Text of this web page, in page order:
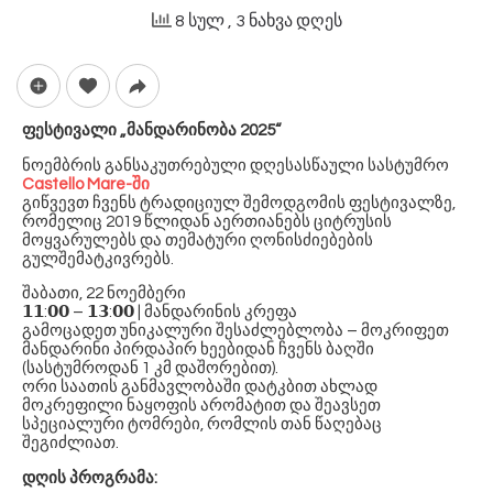
8 სულ , 3 ნახვა დღეს
ფესტივალი „მანდარინობა 2025“
ნოემბრის განსაკუთრებული დღესასწაული სასტუმრო
Castello Mare-ში
გიწვევთ ჩვენს ტრადიციულ შემოდგომის ფესტივალზე,
რომელიც 2019 წლიდან აერთიანებს ციტრუსის
მოყვარულებს და თემატური ღონისძიებების
გულშემატკივრებს.
შაბათი, 22 ნოემბერი
𝟭𝟭:𝟬𝟬 – 𝟭𝟯:𝟬𝟬 | მანდარინის კრეფა
გამოცადეთ უნიკალური შესაძლებლობა – მოკრიფეთ
მანდარინი პირდაპირ ხეებიდან ჩვენს ბაღში
(სასტუმროდან 1 კმ დაშორებით).
ორი საათის განმავლობაში დატკბით ახლად
მოკრეფილი ნაყოფის არომატით და შეავსეთ
სპეციალური ტომრები, რომლის თან წაღებაც
შეგიძლიათ.
დღის პროგრამა: